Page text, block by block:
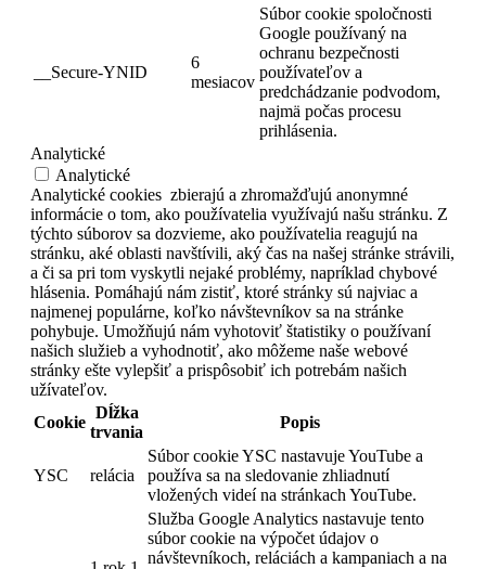
__Secure-YNID
6
mesiacov
Súbor cookie spoločnosti
Google používaný na
ochranu bezpečnosti
používateľov a
predchádzanie podvodom,
najmä počas procesu
prihlásenia.
Analytické
Analytické
Analytické cookies zbierajú a zhromažďujú anonymné
informácie o tom, ako používatelia využívajú našu stránku. Z
týchto súborov sa dozvieme, ako používatelia reagujú na
stránku, aké oblasti navštívili, aký čas na našej stránke strávili,
a či sa pri tom vyskytli nejaké problémy, napríklad chybové
hlásenia. Pomáhajú nám zistiť, ktoré stránky sú najviac a
najmenej populárne, koľko návštevníkov sa na stránke
pohybuje. Umožňujú nám vyhotoviť štatistiky o používaní
našich služieb a vyhodnotiť, ako môžeme naše webové
stránky ešte vylepšiť a prispôsobiť ich potrebám našich
užívateľov.
Cookie
Dĺžka
trvania
Popis
YSC relácia
Súbor cookie YSC nastavuje YouTube a
používa sa na sledovanie zhliadnutí
vložených videí na stránkach YouTube.
Služba Google Analytics nastavuje tento
súbor cookie na výpočet údajov o
návštevníkoch, reláciách a kampaniach a na